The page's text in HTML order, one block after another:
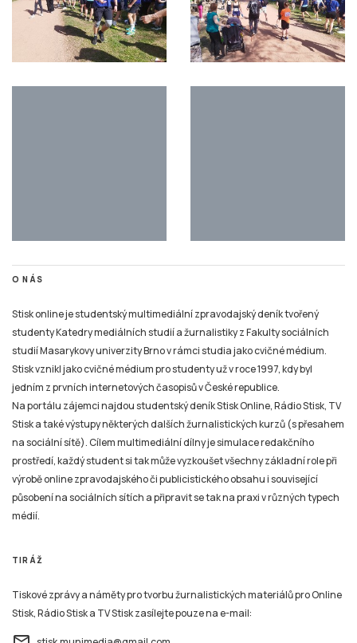
O NÁS
Stisk online je studentský multimediální zpravodajský deník tvořený
studií Masarykovy univerzity Brno v rámci studia jako cvičné médium.
Stisk vznikl jako cvičné médium pro studenty už v roce 1997, kdy byl
jedním z prvních internetových časopisů v České republice.
Na portálu zájemci najdou studentský deník Stisk Online, Rádio Stisk, TV
Stisk a také výstupy některých dalších žurnalistických kurzů (s přesahem
na sociální sítě). Cílem multimediální dílny je simulace redakčního
prostředí, každý student si tak může vyzkoušet všechny základní role při
výrobě online zpravodajského či publicistického obsahu i související
působení na sociálních sítích a připravit se tak na praxi v různých typech
médií.
TIRÁŽ
Tiskové zprávy a náměty pro tvorbu žurnalistických materiálů pro Online
email stisk.munimedia@gmail.com
NEWSLETTER